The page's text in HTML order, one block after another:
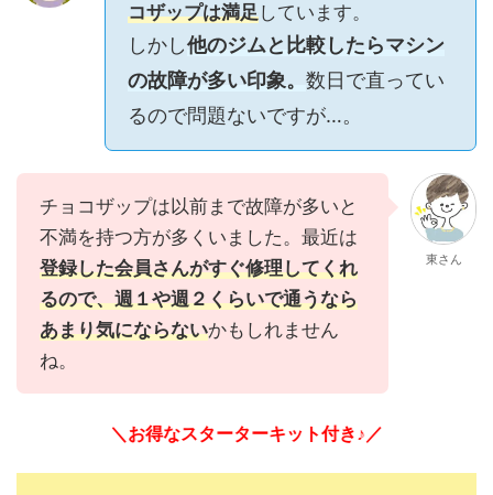
コザップは満足しています。
しかし他のジムと比較したらマシン
の故障が多い印象。 数日で直ってい
るので問題ないですが…。
チョコザップは以前まで故障が多いと
不満を持つ方が多くいました。最近は
登録した会員さんがすぐ修理してくれ
るので、週１や週２くらいで通うなら
あまり気にならないかもしれません
ね。
東さん
＼お得なスターターキット付き♪／